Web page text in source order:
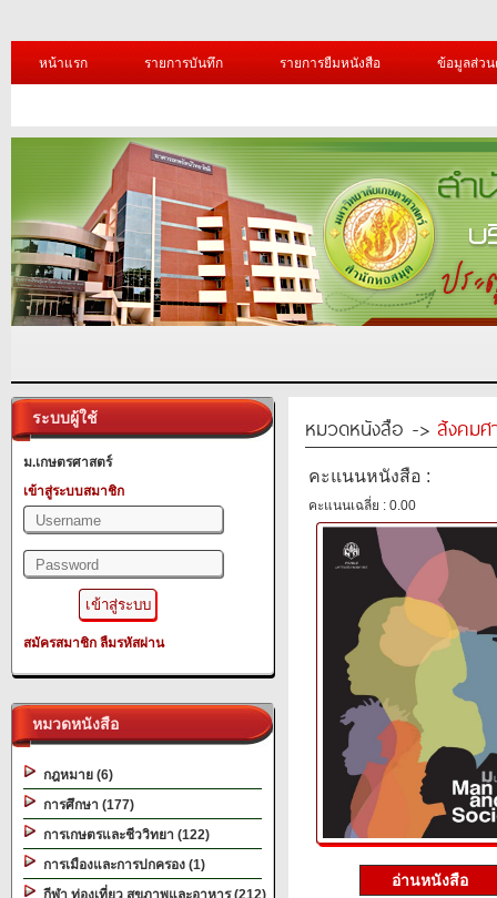
หน้าแรก รายการบันทึก รายการยืมหนังสือ ข้อมูลส่ว
ระบบผู้ใช้
ม.เกษตรศาสตร์
เข้าสู่ระบบสมาชิก
สมัครสมาชิก ลืมรหัสผ่าน
หมวดหนังสือ
กฎหมาย (6)
การศึกษา (177)
การเกษตรและชีววิทยา (122)
การเมืองและการปกครอง (1)
กีฬา ท่องเที่ยว สุขภาพและอาหาร (212)
หมวดหนังสือ -> สังคมศ
คะแนนหนังสือ :
คะแนนเฉลี่ย : 0.00
อ่านหนังสือ